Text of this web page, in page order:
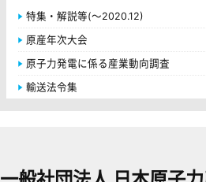
特集・解説等(～2020.12)
原産年次大会
原子力発電に係る産業動向調査
輸送法令集